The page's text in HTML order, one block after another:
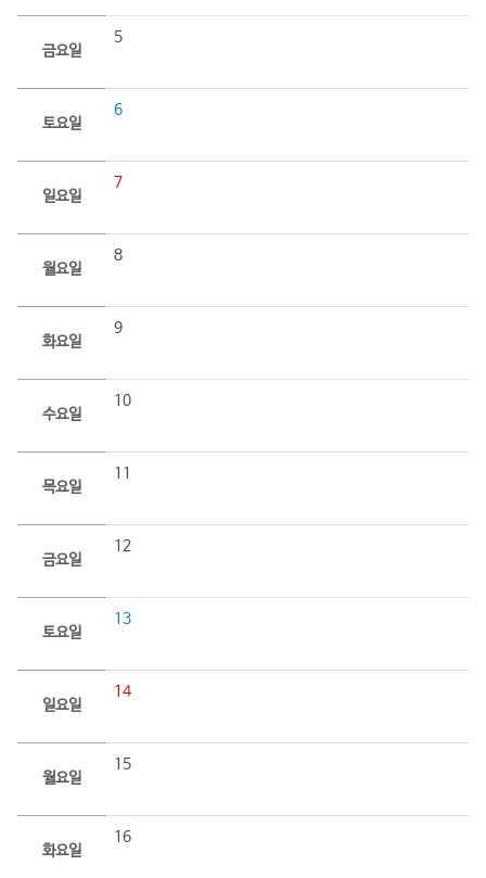
금요일
5
토요일
6
일요일
7
월요일
8
화요일
9
수요일
10
목요일
11
금요일
12
토요일
13
일요일
14
월요일
15
화요일
16